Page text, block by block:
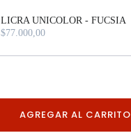
LICRA UNICOLOR - FUCSIA
$77.000,00
AGREGAR AL CARRITO